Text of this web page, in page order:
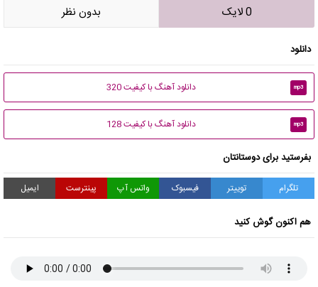
0 لایک بدون نظر
دانلود
mp3 دانلود آهنگ با کیفیت 320
mp3 دانلود آهنگ با کیفیت 128
بفرستید برای دوستانتان
تلگرام توییتر فیسبوک واتس آپ پینترست ایمیل
هم اکنون گوش کنید